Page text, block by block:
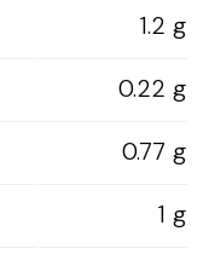
1.2 g
0.22 g
0.77 g
1 g